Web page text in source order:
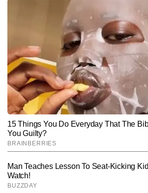
शिव शुक्ला AUTHOR
शिव शुक्ला टाइम्स नाउ नवभारत डिजिटल में
छह वर्षों के पेशेवर अनुभव के साथ वे डिजिटल
प्रभावी कंटेंट तैयार करने के लिए पहचाने जाते हैं।
खबरों, राजनीतिक घटनाक्रमों और गहन विश्लेषण
न्यूज कवरेज, लाइव ब्लॉग, एक्सप्लेनर और
विशेषज्ञता हासिल है। शिव शुक्ला 8,000 से अधिक
चुके हैं। मजबूत न्यूज सेंस, विश्लेषण क्षमता और
है। उन्हें नए स्थानों की यात्रा करना और किताबें
शैली एवं दृष्टिकोण को और समृद्ध बनाता है।
Follow Us:
Subscribe to our daily